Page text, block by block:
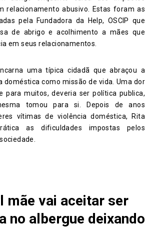
relacionamento abusivo. Estas foram as
pela Fundadora da Help, OSCIP que
de abrigo e acolhimento a mães que
em seus relacionamentos.
uma típica cidadã que abraçou a
doméstica como missão de vida. Uma dor
para muitos, deveria ser política publica,
tomou para si. Depois de anos
vítimas de violência doméstica, Rita
as dificuldades impostas pelos
mãe vai aceitar ser
no albergue deixando